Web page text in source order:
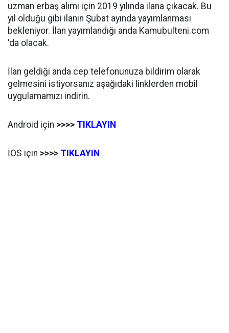
uzman erbaş alımı için 2019 yılında ilana çıkacak. Bu
yıl olduğu gibi ilanın Şubat ayında yayımlanması
bekleniyor. İlan yayımlandığı anda Kamubulteni.com
'da olacak.
İlan geldiği anda cep telefonunuza bildirim olarak
gelmesini istiyorsanız aşağıdaki linklerden mobil
uygulamamızı indirin.
Android için >>>> TIKLAYIN
İOS için >>>> TIKLAYIN